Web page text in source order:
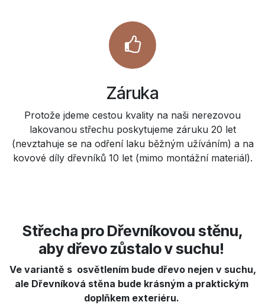
Záruka
Protože jdeme cestou kvality na naši nerezovou
lakovanou střechu poskytujeme záruku 20 let
(nevztahuje se na odření laku běžným užíváním) a na
kovové díly dřevníků 10 let (mimo montážní materiál).
Střecha pro Dřevníkovou stěnu,
aby dřevo zůstalo v suchu!
Ve variantě s osvětlením bude dřevo nejen v suchu,
ale Dřevníková stěna bude krásným a praktickým
doplňkem exteriéru.​